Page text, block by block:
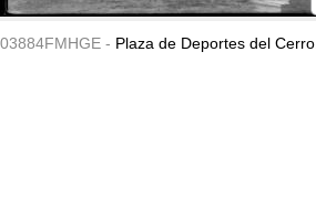
03884FMHGE - Plaza de Deportes del Cerro.